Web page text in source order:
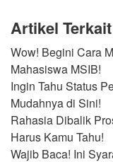
Artikel
Wow! Begini Cara
Mahasiswa MSIB!
Ingin Tahu Status
Mudahnya di Sini!
Rahasia Dibalik
Harus Kamu Tahu!
Wajib Baca! Ini